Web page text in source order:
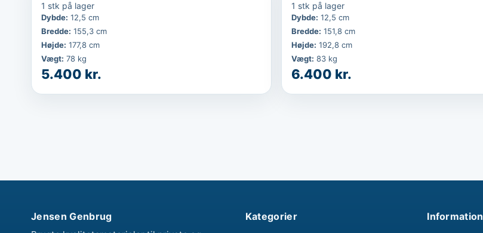
1 stk på lager
Dybde: 12,5 cm
Bredde: 155,3 cm
Højde: 177,8 cm
Vægt: 78 kg
5.400 kr.
1 stk på lager
Dybde: 12,5 cm
Bredde: 151,8 cm
Højde: 192,8 cm
Vægt: 83 kg
6.400 kr.
Jensen Genbrug
Kategorier
Information